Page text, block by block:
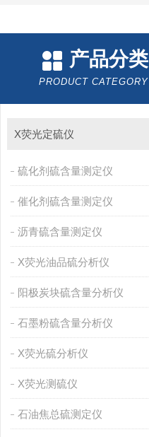
产品分类
PRODUCT CATEGORY
X荧光定硫仪
硫化剂硫含量测定仪
催化剂硫含量测定仪
沥青硫含量测定仪
X荧光油品硫分析仪
阳极炭块硫含量分析仪
石墨粉硫含量分析仪
X荧光硫分析仪
X荧光测硫仪
石油焦总硫测定仪